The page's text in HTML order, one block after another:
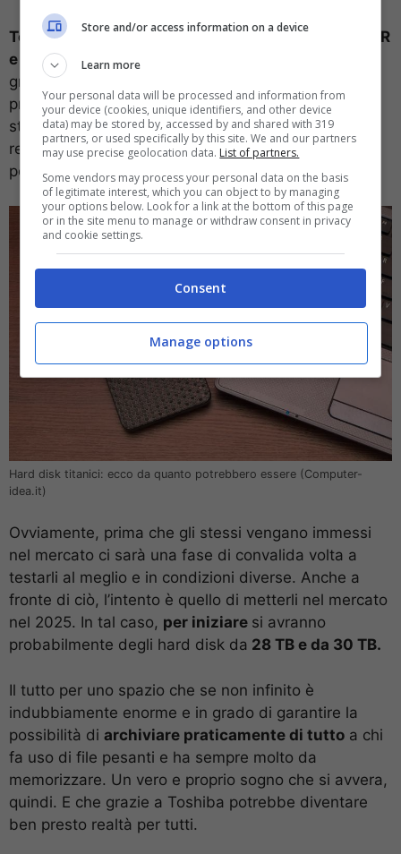
Toshiba ha infatti dichiarato di voler utilizzare
HAMR
e MAMR
per dar vita a unità di archiviazione più
grandi e in grado di arrivare ai
presidente e responsabile della divisione prodotti di
storage del colosso asiatico ha annunciato di
recente la cosa aggiungendo che l’azienda sta
portando avanti lo sviluppo degli HDD del futuro.
Hard disk titanici: ecco da quanto potrebbero essere (Computer-
idea.it)
Ovviamente, prima che gli stessi vengano immessi
nel mercato ci sarà una fase di convalida volta a
testarli al meglio e in condizioni diverse. Anche a
fronte di ciò, l’intento è quello di metterli nel mercato
nel 2025. In tal caso, per iniziare si avranno
probabilmente degli hard disk da 28 TB e da 30 TB.
Il tutto per uno spazio che se non infinito è
indubbiamente enorme e in grado di garantire la
possibilità di archiviare praticamente di tutto a chi
fa uso di file pesanti e ha sempre molto da
memorizzare. Un vero e proprio sogno che si avvera,
quindi. E che grazie a Toshiba potrebbe diventare
ben presto realtà per tutti.
Store and/or access information on a device
Learn more
Your personal data will be processed and information from
your device (cookies, unique identifiers, and other device
data) may be stored by, accessed by and shared with 319
partners, or used specifically by this site. We and our partners
may use precise geolocation data. List of partners.
Some vendors may process your personal data on the basis
of legitimate interest, which you can object to by managing
your options below. Look for a link at the bottom of this page
or in the site menu to manage or withdraw consent in privacy
and cookie settings.
Consent
Manage options